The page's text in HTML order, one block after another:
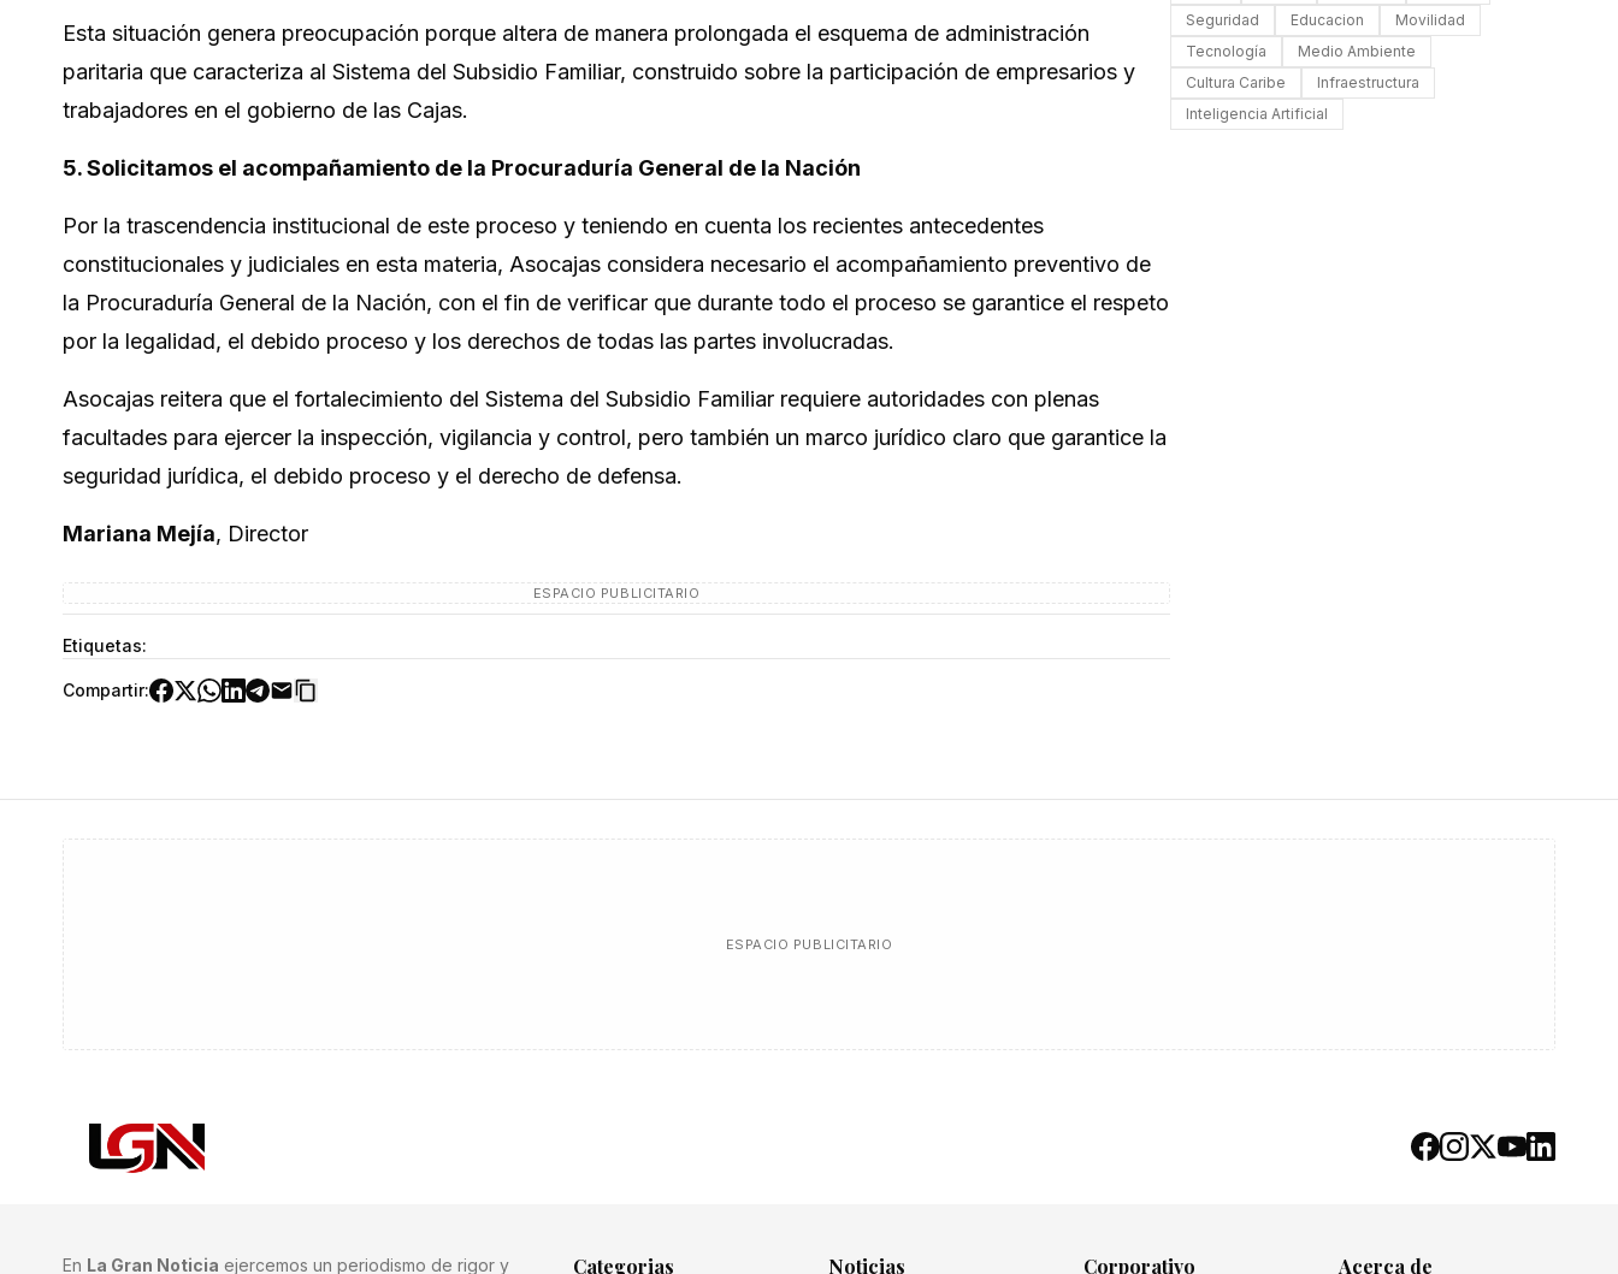
Esta situación genera preocupación porque altera de manera prolongada el esquema de administración
paritaria que caracteriza al Sistema del Subsidio Familiar, construido sobre la participación de empresarios y
trabajadores en el gobierno de las Cajas.
5. Solicitamos el acompañamiento de la Procuraduría General de la Nación
Por la trascendencia institucional de este proceso y teniendo en cuenta los recientes antecedentes
constitucionales y judiciales en esta materia, Asocajas considera necesario el acompañamiento preventivo de
la Procuraduría General de la Nación, con el fin de verificar que durante todo el proceso se garantice el respeto
por la legalidad, el debido proceso y los derechos de todas las partes involucradas.
Asocajas reitera que el fortalecimiento del Sistema del Subsidio Familiar requiere autoridades con plenas
facultades para ejercer la inspección, vigilancia y control, pero también un marco jurídico claro que garantice la
seguridad jurídica, el debido proceso y el derecho de defensa.
Mariana Mejía, Director
ESPACIO PUBLICITARIO
Etiquetas:
Compartir:
Seguridad
Educacion
Movilidad
Tecnología
Medio Ambiente
Cultura Caribe
Infraestructura
Inteligencia Artificial
ESPACIO PUBLICITARIO
En La Gran Noticia ejercemos un periodismo de rigor y Categorias Noticias Corporativo Acerca de